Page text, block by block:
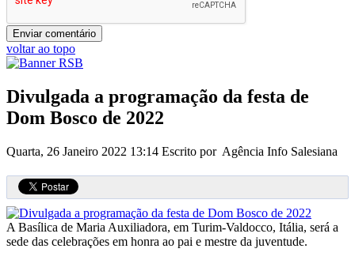
voltar ao topo
Divulgada a programação da festa de
Dom Bosco de 2022
Quarta, 26 Janeiro 2022 13:14 Escrito por Agência Info Salesiana
A Basílica de Maria Auxiliadora, em Turim-Valdocco, Itália, será a
sede das celebrações em honra ao pai e mestre da juventude.